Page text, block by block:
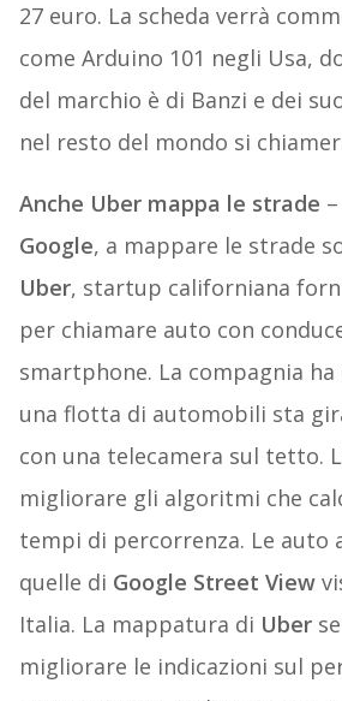
27 euro. La scheda verrà
come Arduino 101 negli Usa,
del marchio è di Banzi e dei
nel resto del mondo si
Anche Uber mappa le strade
Google, a mappare le strade
Uber, startup californiana
per chiamare auto con
smartphone. La compagnia
una flotta di automobili sta
con una telecamera sul tetto.
migliorare gli algoritmi che
tempi di percorrenza. Le auto
quelle di Google Street View
Italia. La mappatura di Uber
migliorare le indicazioni sul